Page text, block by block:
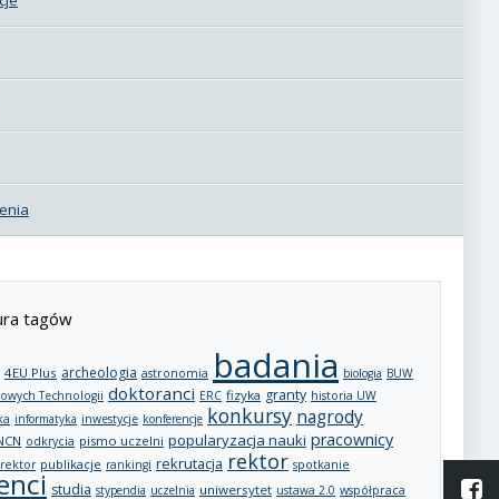
tagów
4EU Plus archeologia astronomia badania biologia BUW
Technologii doktoranci ERC fizyka granty historia UW
informatyka inwestycje konferencje konkursy nagrody
odkrycia pismo uczelni popularyzacja nauki pracownicy
publikacje rankingi rekrutacja rektor spotkanie
studia stypendia uczelnia uniwersytet ustawa 2.0 współpraca